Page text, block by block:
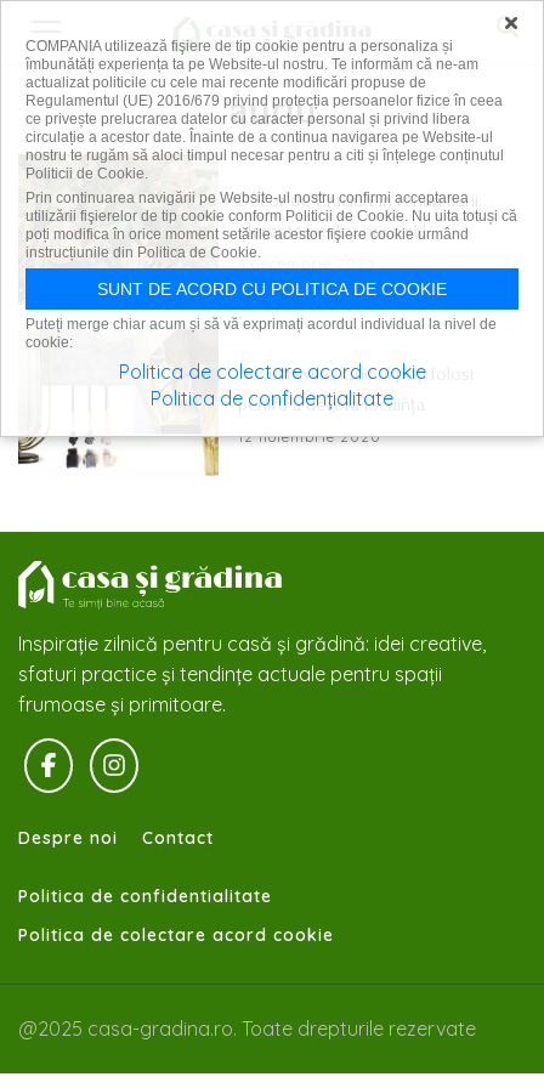
auriu
Decor de Crăciun în tonuri aurii:
eleganță pentru orice stil
4 decembrie 2025
Auriul revine. Cum îl poți folosi
pentru a decora locuința
12 noiembrie 2020
Inspirație zilnică pentru casă și grădină: idei creative,
sfaturi practice și tendințe actuale pentru spații
frumoase și primitoare.
Despre noi Contact
Politica de confidentialitate
Politica de colectare acord cookie
@2025 casa-gradina.ro. Toate drepturile rezervate
×
COMPANIA utilizează fişiere de tip cookie pentru a personaliza și
îmbunătăți experiența ta pe Website-ul nostru. Te informăm că ne-am
actualizat politicile cu cele mai recente modificări propuse de
Regulamentul (UE) 2016/679 privind protecția persoanelor fizice în ceea
ce privește prelucrarea datelor cu caracter personal și privind libera
circulație a acestor date. Înainte de a continua navigarea pe Website-ul
nostru te rugăm să aloci timpul necesar pentru a citi și înțelege conținutul
Politicii de Cookie.
Prin continuarea navigării pe Website-ul nostru confirmi acceptarea
utilizării fişierelor de tip cookie conform Politicii de Cookie. Nu uita totuși că
poți modifica în orice moment setările acestor fişiere cookie urmând
instrucțiunile din Politica de Cookie.
SUNT DE ACORD CU POLITICA DE COOKIE
Puteți merge chiar acum și să vă exprimați acordul individual la nivel de
cookie:
Politica de colectare acord cookie
Politica de confidențialitate